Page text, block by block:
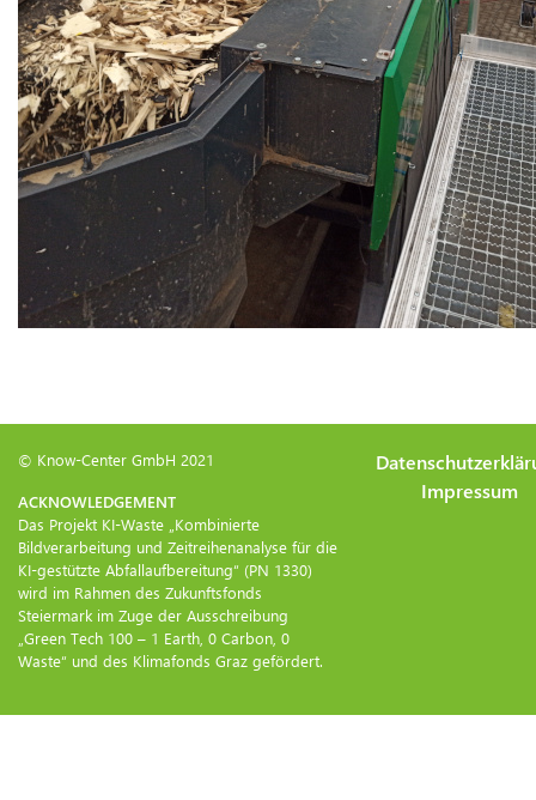
© Know-Center GmbH 2021
ACKNOWLEDGEMENT
Das Projekt KI-Waste „Kombinierte
Bildverarbeitung und Zeitreihenanalyse für die
KI-gestützte Abfallaufbereitung“ (PN 1330)
wird im Rahmen des Zukunftsfonds
Steiermark im Zuge der Ausschreibung
„Green Tech 100 – 1 Earth, 0 Carbon, 0
Waste“ und des Klimafonds Graz gefördert.
Impressum